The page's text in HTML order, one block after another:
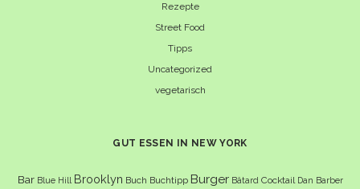
Rezepte
Street Food
Tipps
Uncategorized
vegetarisch
GUT ESSEN IN NEW YORK
Bar Blue Hill Brooklyn Buch Buchtipp Burger Bâtard Cocktail Dan Barber